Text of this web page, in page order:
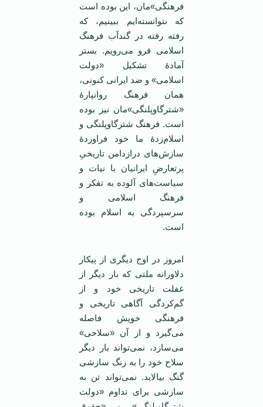
فرهنگی»‌مان، این بوده است
که نتوانسته‌ایم ببینیم، که
رفته رفته در گندآب فرهنگ
اسلامی فرو می‌رویم. بستر
آمادۀ تشکیل «دولت
اسلامی» و ضد ایرانی کنونی،
همان فرهنگ روانپارۀ
«شترگاوپلنگی»‌مان نیز بوده
است. فرهنگ شترگاوپلنگی و
اسلام‌زدۀ ما خود فراوردۀ
ساز‌ش‌های درازدامن تاریخیِ
پرتعارضِ ایرانیان با نیات و
سیاست‌های آلوده به تفکر و
فرهنگ اسلامی‌ و
سرسپردگی به اسلام بوده
است.
امروز در اوج دیگری از پیکار
دلاورانه ملتی که بار دیگر از
غفلت تاریخی خود و از
گم‌کردگی آگاهی تاریخی و
فرهنگی خویش فاصله
می‌گیرد و از آن «سلاحی»
می‌سازد، نمی‌تواند بار دیگر
سلاح خود را به زنگ سازشی
گنگ بیالاید. نمی‌تواند تن به
سازشی برای تداوم «دولت